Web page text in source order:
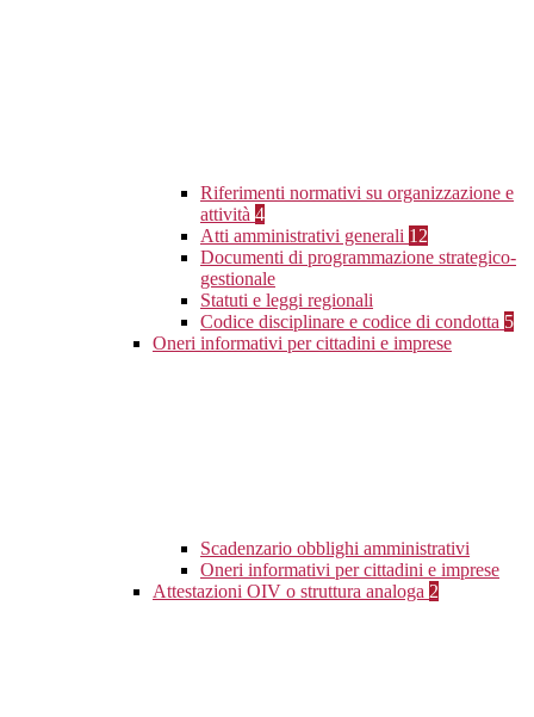
Riferimenti normativi su organizzazione e
attività 4
Atti amministrativi generali 12
Documenti di programmazione strategico-
gestionale
Statuti e leggi regionali
Codice disciplinare e codice di condotta 5
Oneri informativi per cittadini e imprese
Scadenzario obblighi amministrativi
Oneri informativi per cittadini e imprese
Attestazioni OIV o struttura analoga 2